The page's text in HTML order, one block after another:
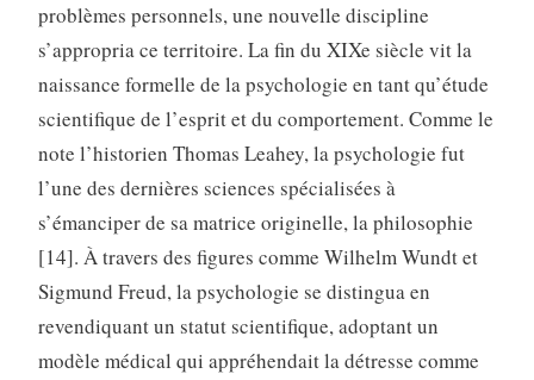
problèmes personnels, une nouvelle discipline
s’appropria ce territoire. La fin du XIXe siècle vit la
naissance formelle de la psychologie en tant qu’étude
scientifique de l’esprit et du comportement. Comme le
note l’historien Thomas Leahey, la psychologie fut
l’une des dernières sciences spécialisées à
s’émanciper de sa matrice originelle, la philosophie
[14]. À travers des figures comme Wilhelm Wundt et
Sigmund Freud, la psychologie se distingua en
revendiquant un statut scientifique, adoptant un
modèle médical qui appréhendait la détresse comme